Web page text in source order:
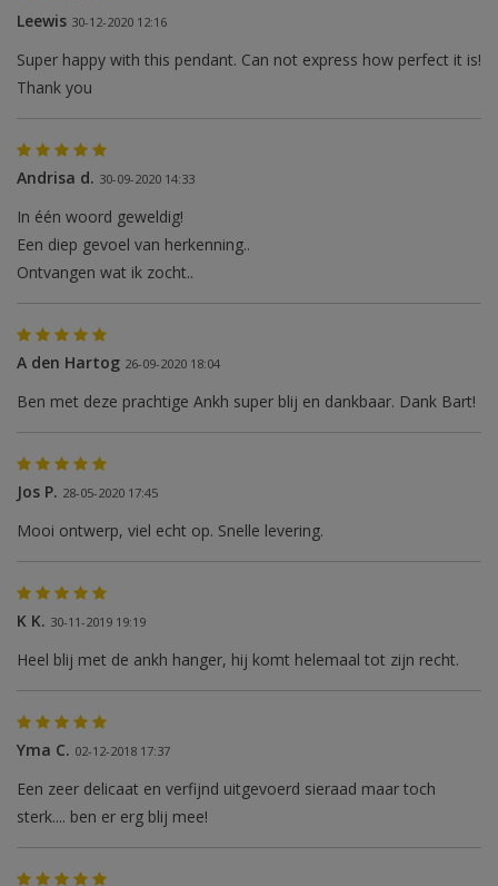
Leewis 30-12-2020 12:16
Super happy with this pendant. Can not express how perfect it is!
Thank you
Andrisa d. 30-09-2020 14:33
In één woord geweldig!
Een diep gevoel van herkenning..
Ontvangen wat ik zocht..
A den Hartog 26-09-2020 18:04
Ben met deze prachtige Ankh super blij en dankbaar. Dank Bart!
Jos P. 28-05-2020 17:45
Mooi ontwerp, viel echt op. Snelle levering.
K K. 30-11-2019 19:19
Heel blij met de ankh hanger, hij komt helemaal tot zijn recht.
Yma C. 02-12-2018 17:37
Een zeer delicaat en verfijnd uitgevoerd sieraad maar toch
sterk.... ben er erg blij mee!